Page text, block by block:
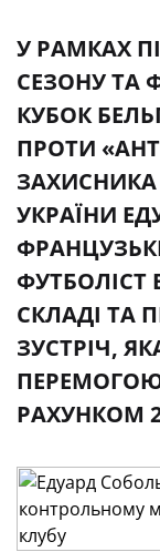
У РАМКАХ
СЕЗОНУ ТА
КУБОК
ПРОТИ
ЗАХИСНИКА
УКРАЇНИ
СКЛАДІ ТА
ЗУСТРІЧ,
РАХУНКОМ